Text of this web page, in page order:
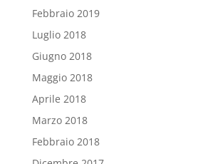
Febbraio 2019
Luglio 2018
Giugno 2018
Maggio 2018
Aprile 2018
Marzo 2018
Febbraio 2018